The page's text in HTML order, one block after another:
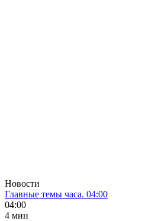
Новости
Главные темы часа. 04:00
04:00
4 мин